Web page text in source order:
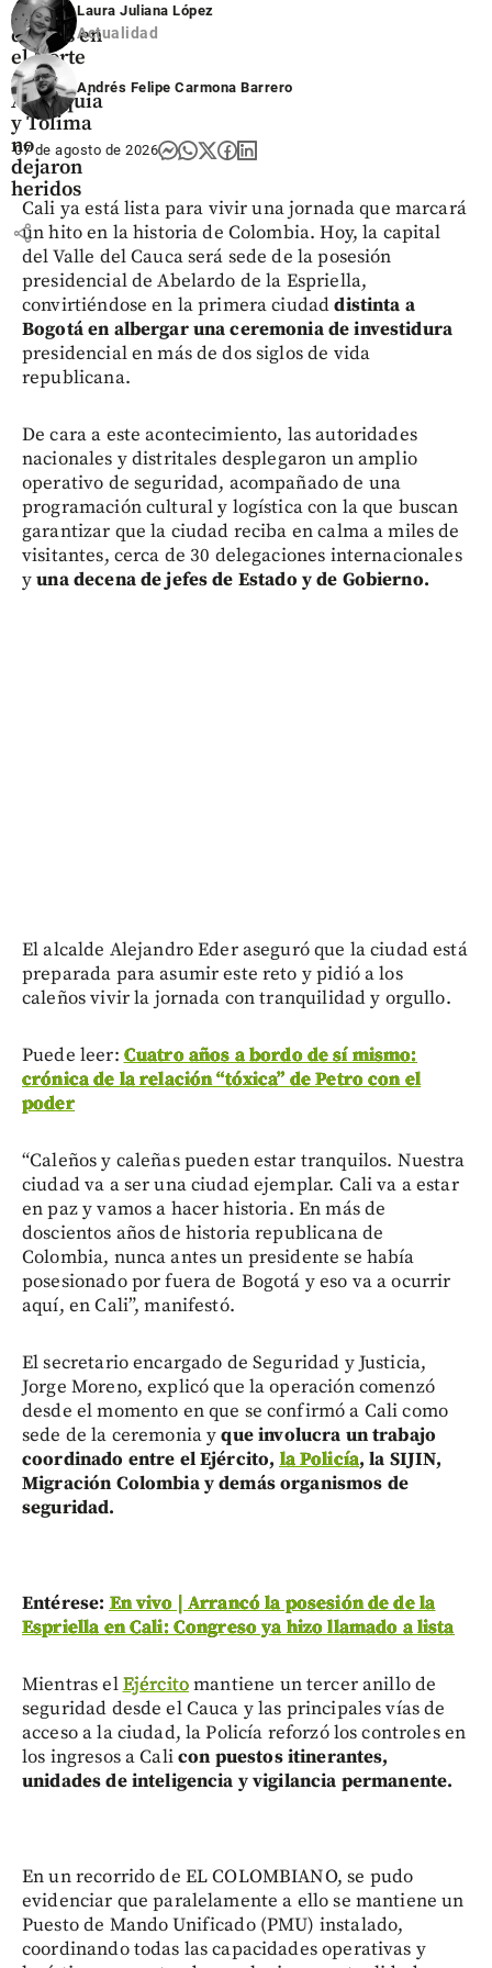
con
drones en
el Norte
de
Antioquia
y Tolima
no
dejaron
heridos
share
Laura Juliana López
Actualidad
Andrés Felipe Carmona Barrero
07 de agosto de 2026
Cali ya está lista para vivir una jornada que marcará
un hito en la historia de Colombia. Hoy, la capital
del Valle del Cauca será sede de la posesión
presidencial de Abelardo de la Espriella,
convirtiéndose en la primera ciudaddistinta a
Bogotá en albergar una ceremonia de investidura
presidencial en más de dos siglos de vida
republicana.
De cara a este acontecimiento, las autoridades
nacionales y distritales desplegaron un amplio
operativo de seguridad, acompañado de una
programación cultural y logística con la que buscan
garantizar que la ciudad reciba en calma a miles de
visitantes, cerca de 30 delegaciones internacionales
yuna decena de jefes de Estado y de Gobierno.
El alcalde Alejandro Eder aseguró que la ciudad está
preparada para asumir este reto y pidió a los
caleños vivir la jornada con tranquilidad y orgullo.
Puede leer: Cuatro años a bordo de sí mismo:
crónica de la relación “tóxica” de Petro con el
poder
“Caleños y caleñas pueden estar tranquilos. Nuestra
ciudad va a ser una ciudad ejemplar. Cali va a estar
en paz y vamos a hacer historia. En más de
doscientos años de historia republicana de
Colombia, nunca antes un presidente se había
posesionado por fuera de Bogotá y eso va a ocurrir
aquí, en Cali”, manifestó.
El secretario encargado de Seguridad y Justicia,
Jorge Moreno, explicó que la operación comenzó
desde el momento en que se confirmó a Cali como
sede de la ceremonia yque involucra un trabajo
coordinado entre el Ejército, la Policía, la SIJIN,
Migración Colombia y demás organismos de
seguridad.
Entérese: En vivo | Arrancó la posesión de de la
Espriella en Cali: Congreso ya hizo llamado a lista
Mientras elEjércitomantiene un tercer anillo de
seguridad desde el Cauca y las principales vías de
acceso a la ciudad, la Policía reforzó los controles en
los ingresos a Calicon puestos itinerantes,
unidades de inteligencia y vigilancia permanente.
En un recorrido de EL COLOMBIANO, se pudo
evidenciar que paralelamente a ello se mantiene un
Puesto de Mando Unificado (PMU) instalado,
coordinando todas las capacidades operativas y